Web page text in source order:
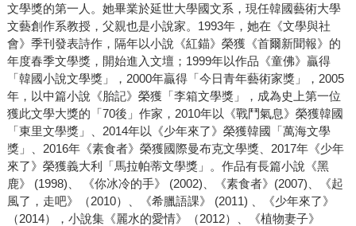
文學獎的第一人。她畢業於延世大學國文系，現任韓國藝術大學
文藝創作系教授，父親也是小說家。1993年，她在《文學與社
會》季刊發表詩作，隔年以小說《紅錨》榮獲《首爾新聞報》的
年度春季文學獎，開始進入文壇；1999年以作品《童佛》贏得
「韓國小說文學獎」，2000年贏得「今日青年藝術家獎」，2005
年，以中篇小說《胎記》榮獲「李箱文學獎」，成為史上第一位
獲此文學大獎的「70後」作家，2010年以《戰鬥氣息》榮獲韓國
「東里文學獎」、2014年以《少年來了》榮獲韓國「萬海文學
獎」、2016年《素食者》榮獲國際曼布克文學獎、2017年《少年
來了》榮獲義大利「馬拉帕蒂文學獎」。作品有長篇小說《黑
鹿》 (1998)、 《你冰冷的手》 (2002)、《素食者》(2007)、《起
風了，走吧》（2010）、《希臘語課》 (2011) 、《少年來了》
（2014），小說集《麗水的愛情》（2012）、《植物妻子》